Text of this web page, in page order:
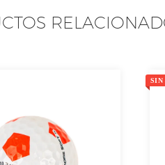
SIN